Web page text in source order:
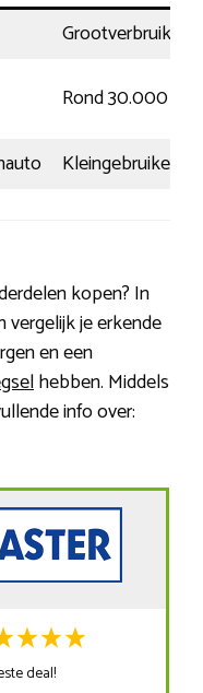
Grootverbruiker
Rond 30.000
Kleingebruiker
kopen? In
je erkende
en een
hebben. Middels
info over:
deal!